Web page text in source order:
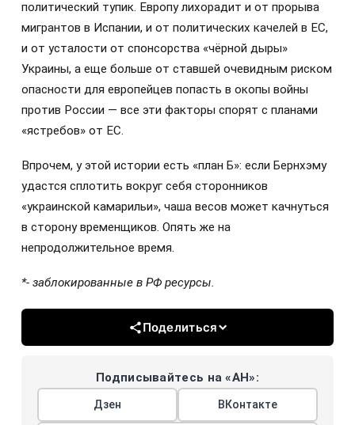
политический тупик. Европу лихорадит и от прорыва
мигрантов в Испании, и от политических качелей в ЕС,
и от усталости от спонсорства «чёрной дыры»
Украины, а еще больше от ставшей очевидным риском
опасности для европейцев попасть в окопы войны
против России — все эти факторы спорят с планами
«ястребов» от ЕС.
Впрочем, у этой истории есть «план Б»: если Бернхэму
удастся сплотить вокруг себя сторонников
«украинской камарильи», чаша весов может качнуться
в сторону временщиков. Опять же на
непродолжительное время.
*- заблокированные в РФ ресурсы.
Поделиться
Подписывайтесь на «АН»:
Дзен ВКонтакте